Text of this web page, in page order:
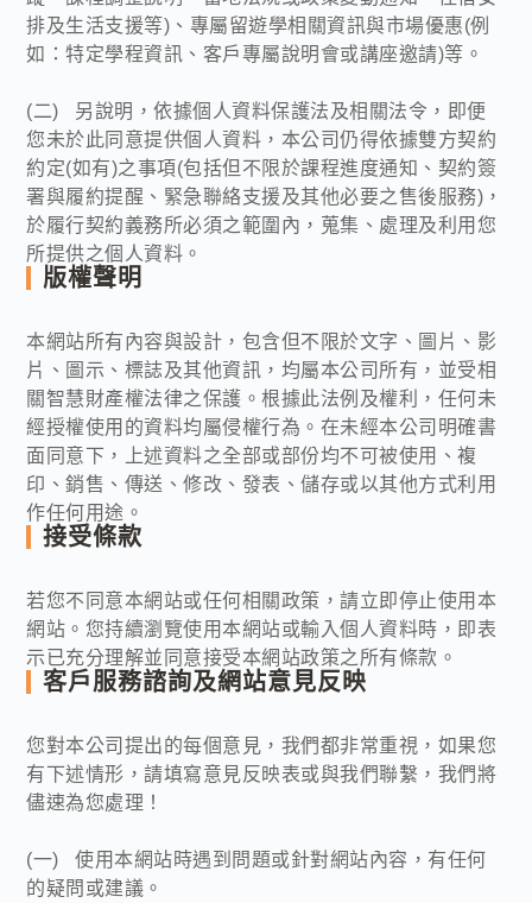
排及生活支援等)、專屬留遊學相關資訊與市場優惠(例
如：特定學程資訊、客戶專屬說明會或講座邀請)等。
(二) 另說明，依據個人資料保護法及相關法令，即便
您未於此同意提供個人資料，本公司仍得依據雙方契約
約定(如有)之事項(包括但不限於課程進度通知、契約簽
署與履約提醒、緊急聯絡支援及其他必要之售後服務)，
於履行契約義務所必須之範圍內，蒐集、處理及利用您
所提供之個人資料。
版權聲明
本網站所有內容與設計，包含但不限於文字、圖片、影
片、圖示、標誌及其他資訊，均屬本公司所有，並受相
關智慧財產權法律之保護。根據此法例及權利，任何未
經授權使用的資料均屬侵權行為。在未經本公司明確書
面同意下，上述資料之全部或部份均不可被使用、複
印、銷售、傳送、修改、發表、儲存或以其他方式利用
作任何用途。
接受條款
若您不同意本網站或任何相關政策，請立即停止使用本
網站。您持續瀏覽使用本網站或輸入個人資料時，即表
示已充分理解並同意接受本網站政策之所有條款。
客戶服務諮詢及網站意見反映
您對本公司提出的每個意見，我們都非常重視，如果您
有下述情形，請填寫意見反映表或與我們聯繫，我們將
儘速為您處理！
(一) 使用本網站時遇到問題或針對網站內容，有任何
的疑問或建議。